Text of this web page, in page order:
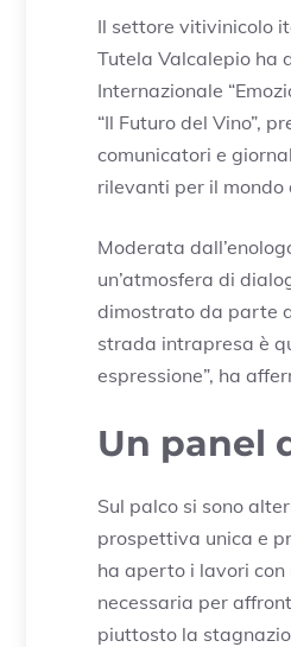
Il settore vitivinicolo
Tutela Valcalepio ha
Internazionale
“Il Futuro del Vino”,
comunicatori e
rilevanti per il mondo
Moderata
un’atmosfera di
dimostrato da parte
strada intrapresa è
espressione”, ha
Un panel
Sul palco si sono
prospettiva unica e
ha aperto i lavori
necessaria per
piuttosto la